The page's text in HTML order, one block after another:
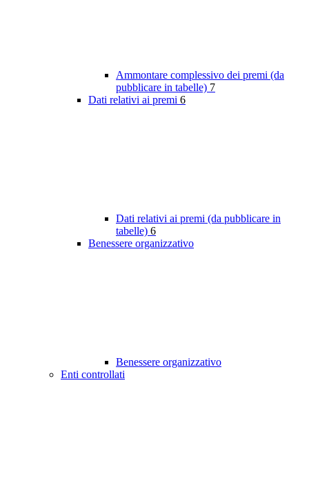
Ammontare complessivo dei premi (da
pubblicare in tabelle) 7
Dati relativi ai premi 6
Dati relativi ai premi (da pubblicare in
tabelle) 6
Benessere organizzativo
Benessere organizzativo
Enti controllati